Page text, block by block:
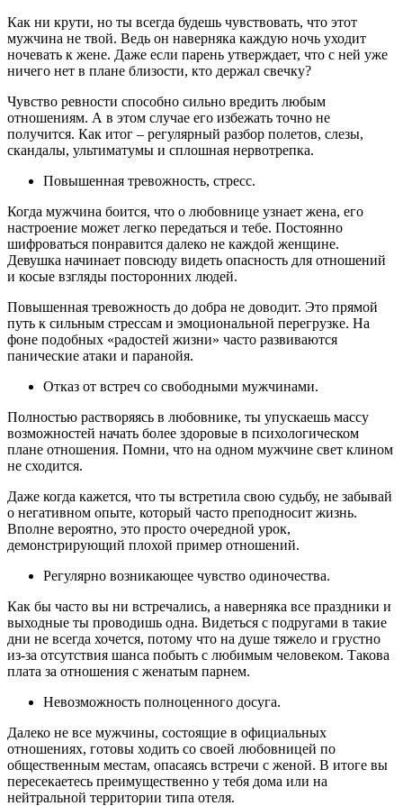
Как ни крути, но ты всегда будешь чувствовать, что этот
мужчина не твой. Ведь он наверняка каждую ночь уходит
ночевать к жене. Даже если парень утверждает, что с ней уже
ничего нет в плане близости, кто держал свечку?
Чувство ревности способно сильно вредить любым
отношениям. А в этом случае его избежать точно не
получится. Как итог – регулярный разбор полетов, слезы,
скандалы, ультиматумы и сплошная нервотрепка.
Повышенная тревожность, стресс.
Когда мужчина боится, что о любовнице узнает жена, его
настроение может легко передаться и тебе. Постоянно
шифроваться понравится далеко не каждой женщине.
Девушка начинает повсюду видеть опасность для отношений
и косые взгляды посторонних людей.
Повышенная тревожность до добра не доводит. Это прямой
путь к сильным стрессам и эмоциональной перегрузке. На
фоне подобных «радостей жизни» часто развиваются
панические атаки и паранойя.
Отказ от встреч со свободными мужчинами.
Полностью растворяясь в любовнике, ты упускаешь массу
возможностей начать более здоровые в психологическом
плане отношения. Помни, что на одном мужчине свет клином
не сходится.
Даже когда кажется, что ты встретила свою судьбу, не забывай
о негативном опыте, который часто преподносит жизнь.
Вполне вероятно, это просто очередной урок,
демонстрирующий плохой пример отношений.
Регулярно возникающее чувство одиночества.
Как бы часто вы ни встречались, а наверняка все праздники и
выходные ты проводишь одна. Видеться с подругами в такие
дни не всегда хочется, потому что на душе тяжело и грустно
из-за отсутствия шанса побыть с любимым человеком. Такова
плата за отношения с женатым парнем.
Невозможность полноценного досуга.
Далеко не все мужчины, состоящие в официальных
отношениях, готовы ходить со своей любовницей по
общественным местам, опасаясь встречи с женой. В итоге вы
пересекаетесь преимущественно у тебя дома или на
нейтральной территории типа отеля.